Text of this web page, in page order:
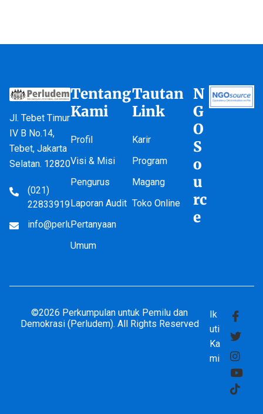
Jl. Tebet Timur
IV B No.14,
Tebet, Jakarta
Selatan. 12820
(021)
22833919
info@perludem.or.id
Tentang
Kami
Profil
Visi & Misi
Pengurus
Laporan Audit
Pertanyaan
Umum
Tautan
Link
Karir
Program
Magang
Toko Online
N
G
O
S
o
u
rc
e
©2026 Perkumpulan untuk Pemilu dan
Demokrasi (Perludem). All Rights Reserved
Ik
uti
Ka
mi